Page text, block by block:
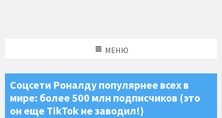
МЕНЮ
Соцсети Роналду популярнее всех в
мире: более 500 млн подписчиков (это
он еще TikTok не заводил!)